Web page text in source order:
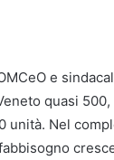
e
quasi
Nel